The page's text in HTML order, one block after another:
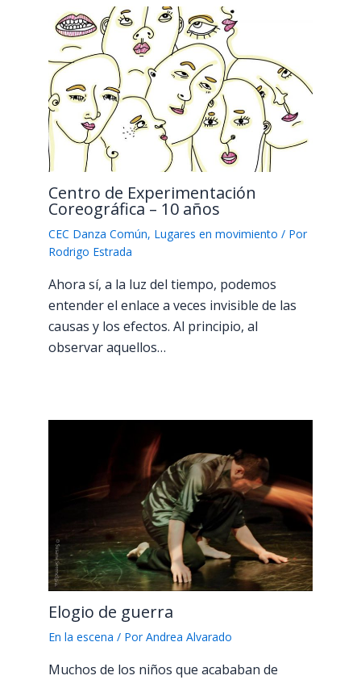
Centro de Experimentación
Coreográfica – 10 años
CEC Danza Común, Lugares en movimiento / Por
Rodrigo Estrada
Ahora sí, a la luz del tiempo, podemos
entender el enlace a veces invisible de las
causas y los efectos. Al principio, al
observar aquellos…
Elogio de guerra
En la escena / PorAndrea Alvarado
Muchos de los niños que acababan de